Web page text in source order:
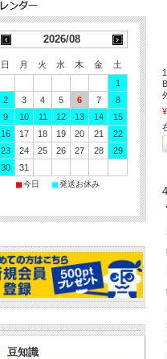
2026/08
日 月 火 水 木 金
土
1
2
3 4 5 6 7
8
9
10 11 12 13 14
15
16
17 18 19 20 21
22
23
24 25 26 27 28
29
30
31
■今日 ■発送お休み
豆知識